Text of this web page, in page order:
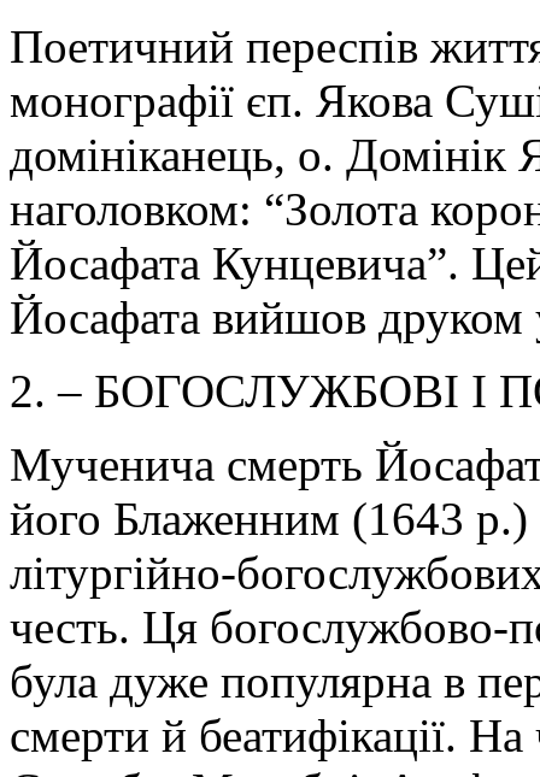
Поетичний переспів
монографії єп. Якова
домініканець, о. Домінік
наголовком: “Золота
Йосафата Кунцевича”.
Йосафата вийшов друком
2. – БОГОСЛУЖБОВІ І
Мученича смерть
його Блаженним (1643 р.)
літургійно-
честь. Ця богослужбово-
була дуже популярна в
смерти й беатифікації.